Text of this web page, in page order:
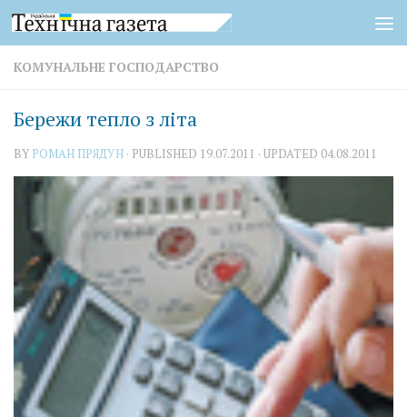
Skip to content
КОМУНАЛЬНЕ ГОСПОДАРСТВО
Бережи тепло з літа
BY РОМАН ПРЯДУН · PUBLISHED 19.07.2011 · UPDATED 04.08.2011